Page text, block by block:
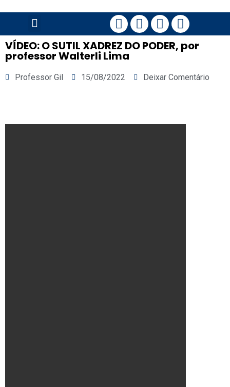
VÍDEO: O SUTIL XADREZ DO PODER, por
professor Walterli Lima
Professor Gil 15/08/2022 Deixar Comentário